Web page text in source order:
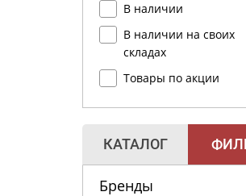
В наличии
В наличии на своих
складах
Товары по акции
КАТАЛОГ
Бренды